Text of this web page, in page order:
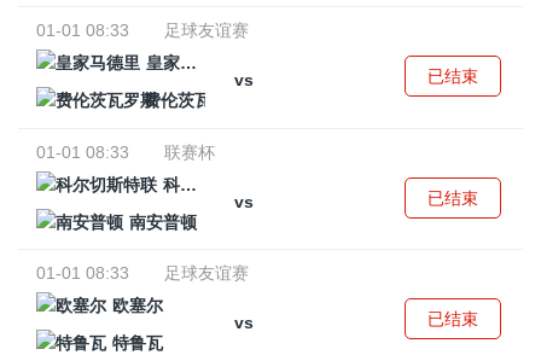
01-01 08:33
足球友谊赛
皇家马德里
vs
费伦茨瓦罗斯
已结束
01-01 08:33
联赛杯
科尔切斯特联
vs
南安普顿
已结束
01-01 08:33
足球友谊赛
欧塞尔
vs
特鲁瓦
已结束